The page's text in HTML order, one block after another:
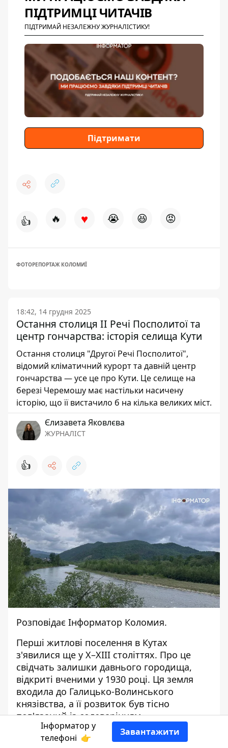
ПІДТРИМЦІ ЧИТАЧІВ
ПІДТРИМАЙ НЕЗАЛЕЖНУ ЖУРНАЛІСТИКУ!
Підтримати
👍 🔥 ♥ 😭 😆 😡
ФОТОРЕПОРТАЖ КОЛОМИЇ
18:42, 14 грудня 2025
Остання столиця ІІ Речі Посполитої та
центр гончарства: історія селища Кути
Остання столиця "Другої Речі Посполитої",
відомий кліматичний курорт та давній центр
гончарства — усе це про Кути. Це селище на
березі Черемошу має настільки насичену
історію, що її вистачило б на кілька великих міст.
Єлизавета Яковлєва
ЖУРНАЛІСТ
👍
Розповідає Інформатор Коломия.
Перші житлові поселення в Кутах
з'явилися ще у X–XІІІ століттях. Про це
свідчать залишки давнього городища,
відкриті вченими у 1930 році. Ця земля
входила до Галицько-Волинського
князівства, а її розвиток був тісно
пов'язаний із солеварінням.
Щодо назви "Кути", то історики мають
Інформатор у
телефоні 👉
Завантажити